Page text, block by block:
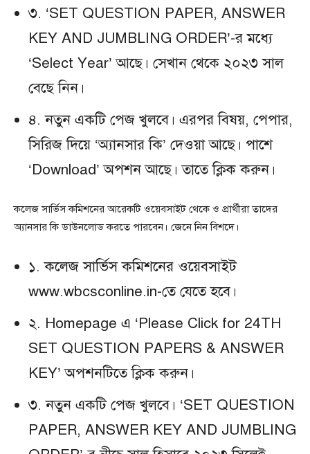
৩. ‘SET QUESTION PAPER, ANSWER
KEY AND JUMBLING ORDER’-র মধ্যে
‘Select Year’ আছে। সেখান থেকে ২০২৩ সাল
বেছে নিন।
৪. নতুন একটি পেজ খুলবে। এরপর বিষয়, পেপার,
সিরিজ দিয়ে ‘অ্যানসার কি’ দেওয়া আছে। পাশে
‘Download’ অপশন আছে। তাতে ক্লিক করুন।
কলেজ সার্ভিস কমিশনের আরেকটি ওয়েবসাইট থেকে ও প্রার্থীরা তাদের
অ্যানসার কি ডাউনলোড করতে পারবেন। জেনে নিন বিশদে।
১. কলেজ সার্ভিস কমিশনের ওয়েবসাইট
www.wbcsconline.in-তে যেতে হবে।
২. Homepage এ ‘Please Click for 24TH
SET QUESTION PAPERS & ANSWER
KEY’ অপশনটিতে ক্লিক করুন।
৩. নতুন একটি পেজ খুলবে। ‘SET QUESTION
PAPER, ANSWER KEY AND JUMBLING